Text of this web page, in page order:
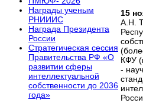
Награды ученым
РНИИИС
Награда Президента
России
Стратегическая сессия
Правительства РФ «О
развитии сферы
интеллектуальной
собственности до 2036
года»
15
А.Н.
КФУ
-